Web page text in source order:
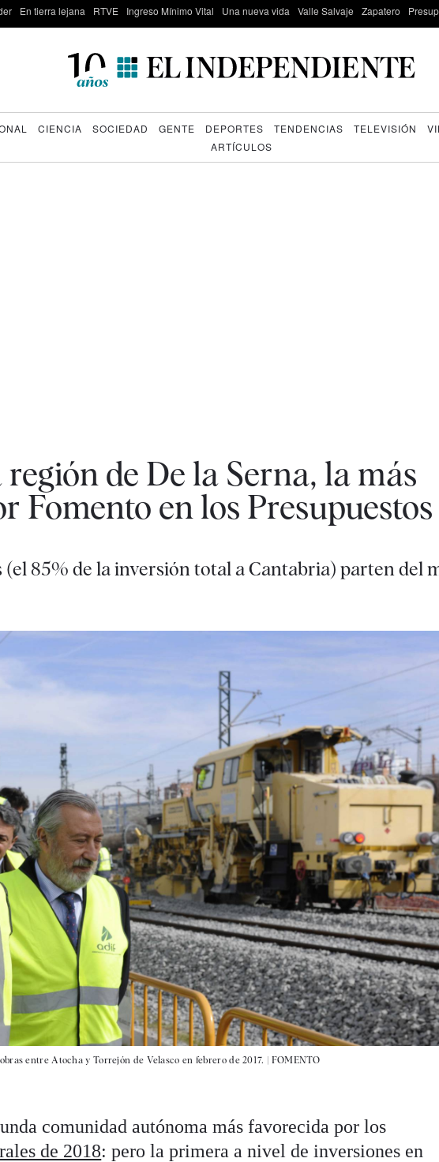
En tierra lejana RTVE Ingreso Mínimo Vital Una nueva vida Valle Salvaje Zapatero
CIENCIA SOCIEDAD GENTE DEPORTES TENDENCIAS TELEVISIÓN
ARTÍCULOS
de De la Serna, la más
Fomento en los Presupuestos
(el 85% de la inversión total a Cantabria) parten del
entre Atocha y Torrejón de Velasco en febrero de 2017. | FOMENTO
comunidad autónoma más favorecida por los
de 2018: pero la primera a nivel de inversiones en